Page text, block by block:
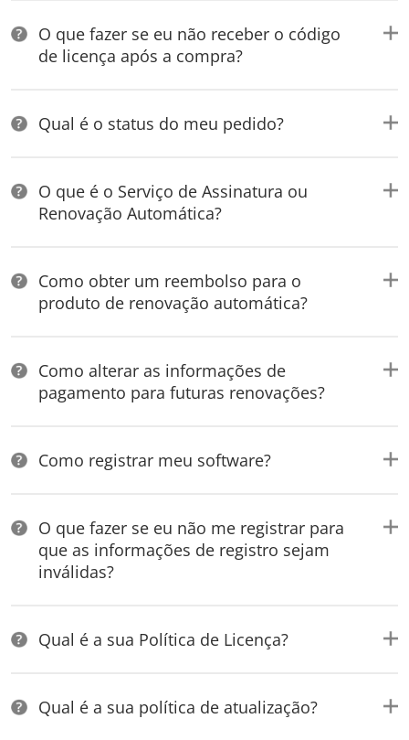
O que fazer se eu não receber o código
de licença após a compra?
Qual é o status do meu pedido?
O que é o Serviço de Assinatura ou
Renovação Automática?
Como obter um reembolso para o
produto de renovação automática?
Como alterar as informações de
pagamento para futuras renovações?
Como registrar meu software?
O que fazer se eu não me registrar para
que as informações de registro sejam
inválidas?
Qual é a sua Política de Licença?
Qual é a sua política de atualização?